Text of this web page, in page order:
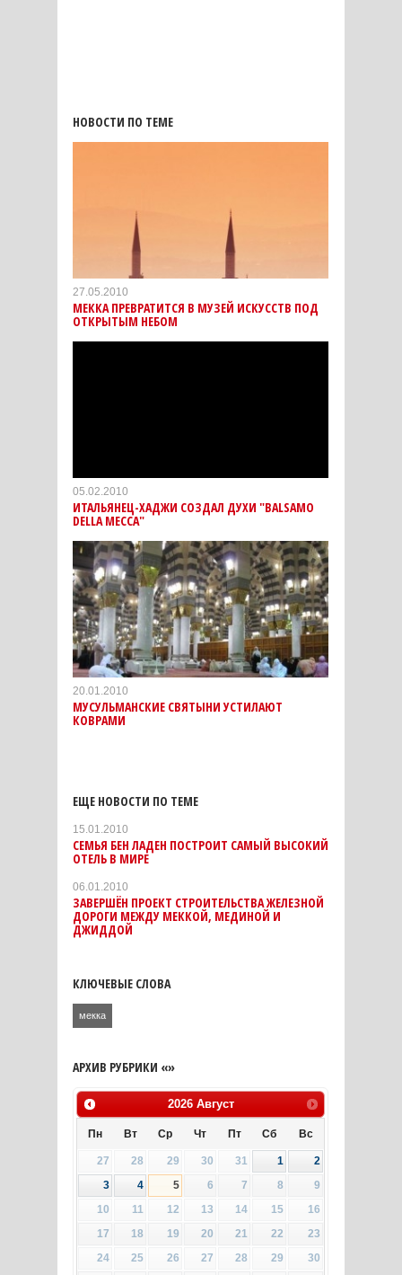
НОВОСТИ ПО ТЕМЕ
27.05.2010
МЕККА ПРЕВРАТИТСЯ В МУЗЕЙ ИСКУССТВ ПОД
ОТКРЫТЫМ НЕБОМ
05.02.2010
ИТАЛЬЯНЕЦ-ХАДЖИ СОЗДАЛ ДУХИ "BALSAMO
DELLA MECCA"
20.01.2010
МУСУЛЬМАНСКИЕ СВЯТЫНИ УСТИЛАЮТ
КОВРАМИ
ЕЩЕ НОВОСТИ ПО ТЕМЕ
15.01.2010
СЕМЬЯ БЕН ЛАДЕН ПОСТРОИТ САМЫЙ ВЫСОКИЙ
ОТЕЛЬ В МИРЕ
06.01.2010
ЗАВЕРШЁН ПРОЕКТ СТРОИТЕЛЬСТВА ЖЕЛЕЗНОЙ
ДОРОГИ МЕЖДУ МЕККОЙ, МЕДИНОЙ И
ДЖИДДОЙ
КЛЮЧЕВЫЕ СЛОВА
мекка
АРХИВ РУБРИКИ «»
2026 Август
Пн Вт Ср Чт Пт Сб Вс
27 28 29 30 31 1
2
3
4 5 6 7 8
9
10
11 12 13 14 15
16
17
18 19 20 21 22
23
24
25 26 27 28 29
30